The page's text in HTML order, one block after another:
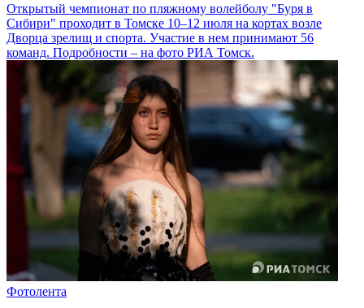
Открытый чемпионат по пляжному волейболу "Буря в
Сибири" проходит в Томске 10–12 июля на кортах возле
Дворца зрелищ и спорта. Участие в нем принимают 56
команд. Подробности – на фото РИА Томск.
Фотолента